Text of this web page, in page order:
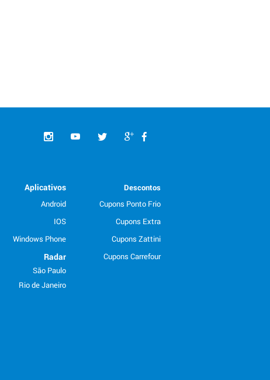
Descontos
Cupons Ponto Frio
Cupons Extra
Cupons Zattini
Cupons Carrefour
Aplicativos
Android
IOS
Windows Phone
Radar
São Paulo
Rio de Janeiro